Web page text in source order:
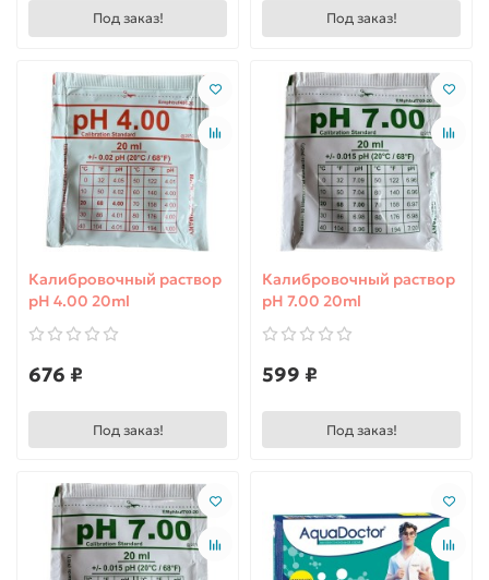
кожу. Идеален
бассейнов и
Активный
кислород
Мягкая, но
эффективная
дезинфекция
без запаха.
выбор для
кожи и детских
бассейнов.
Жидкие составы,
порошки.
Важно: многие ошибочно полагают, что если вода
пахнет хлором, значит она хорошо обеззаражена. Это
заблуждение! На самом деле резкий запах хлора —
признак того, что в воде накопились хлорамины. Это
потом, мочой и другими органическими
загрязнениями . Свободный хлор, который
действительно убивает бактерии, почти не пахнет .
Если вы чувствуете сильный запах "хлорки", значит:
Под заказ! Под заказ!
Калибровочный раствор
pH 4.00 20ml
676 ₽
Под заказ!
Калибровочный раствор
pH 7.00 20ml
599 ₽
Под заказ!